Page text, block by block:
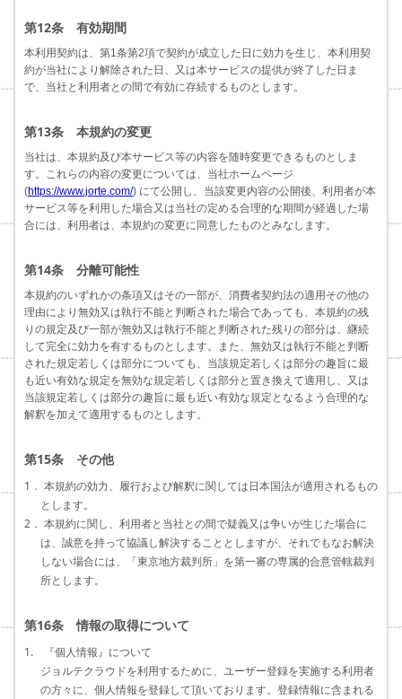
第12条 有効期間
本利用契約は、第1条第2項で契約が成立した日に効力を生じ、本利用契
約が当社により解除された日、又は本サービスの提供が終了した日ま
で、当社と利用者との間で有効に存続するものとします。
第13条 本規約の変更
当社は、本規約及び本サービス等の内容を随時変更できるものとしま
す。これらの内容の変更については、当社ホームページ
(https://www.jorte.com/) にて公開し、当該変更内容の公開後、利用者が本
サービス等を利用した場合又は当社の定める合理的な期間が経過した場
合には、利用者は、本規約の変更に同意したものとみなします。
第14条 分離可能性
本規約のいずれかの条項又はその一部が、消費者契約法の適用その他の
理由により無効又は執行不能と判断された場合であっても、本規約の残
りの規定及び一部が無効又は執行不能と判断された残りの部分は、継続
して完全に効力を有するものとします。また、無効又は執行不能と判断
された規定若しくは部分についても、当該規定若しくは部分の趣旨に最
も近い有効な規定を無効な規定若しくは部分と置き換えて適用し、又は
当該規定若しくは部分の趣旨に最も近い有効な規定となるよう合理的な
解釈を加えて適用するものとします。
第15条 その他
1． 本規約の効力、履行および解釈に関しては日本国法が適用されるもの
とします。
2． 本規約に関し、利用者と当社との間で疑義又は争いが生じた場合に
は、誠意を持って協議し解決することとしますが、それでもなお解決
しない場合には、「東京地方裁判所」を第一審の専属的合意管轄裁判
所とします。
第16条 情報の取得について
1. 『個人情報』について
ジョルテクラウドを利用するために、ユーザー登録を実施する利用者
の方々に、個人情報を登録して頂いております。登録情報に含まれる